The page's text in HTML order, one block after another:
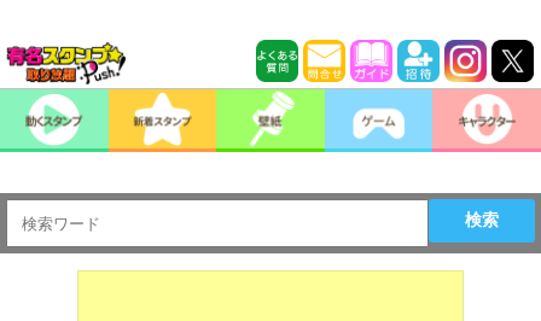
検索